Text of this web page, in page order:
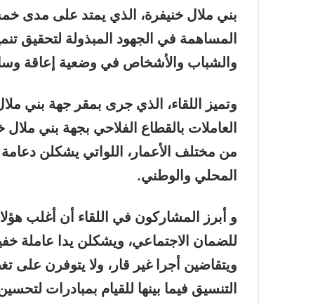
المساهمة في الجهود المبذولة لتحقيق
والشباب والأشخاص في وضعية إعاقة
وتميز اللقاء، الذي جرى بمقر جهة بني
من مختلف الأعمار، اللواتي يشكلن
المحلي والوطني.
و أبرز المشاركون في اللقاء أن أغلب
للضمان الاجتماعي، ويشكلن يدا عاملة
ويتقاضين أجرا غير قار، ولا يتوفرن
التنسيق فيما بينها للقيام بمبادرات